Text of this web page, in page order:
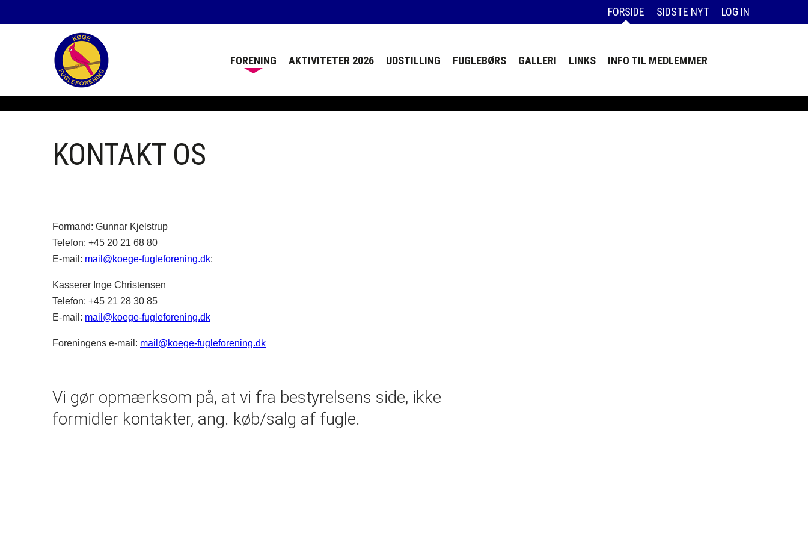
FORSIDE SIDSTE NYT LOG IN
FORENING AKTIVITETER 2026 UDSTILLING FUGLEBØRS GALLERI LINKS INFO TIL MEDLEMMER
KONTAKT OS
Formand: Gunnar Kjelstrup
Telefon: +45 20 21 68 80
E-mail: mail@koege-fugleforening.dk:
Kasserer Inge Christensen
Telefon: +45 21 28 30 85
E-mail: mail@koege-fugleforening.dk
Foreningens e-mail: mail@koege-fugleforening.dk
Vi gør opmærksom på, at vi fra bestyrelsens side, ikke
formidler kontakter, ang. køb/salg af fugle.